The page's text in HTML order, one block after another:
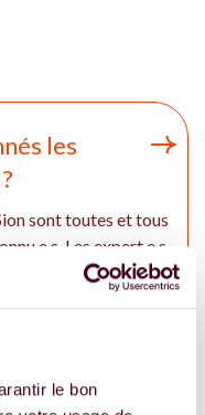
le bon
les
sont toutes et tous
Les expert.e.s
sérieuses en
et engagement
présent à Sion, en
Vous pouvez aussi